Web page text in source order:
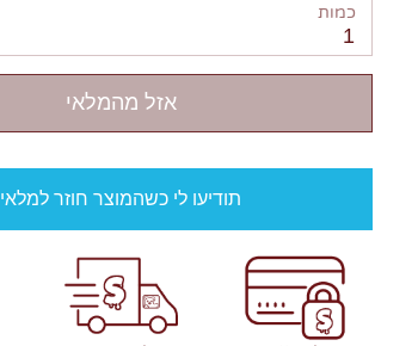
כמות
1
אזל מהמלאי
תודיעו לי כשהמוצר חוזר למלאי